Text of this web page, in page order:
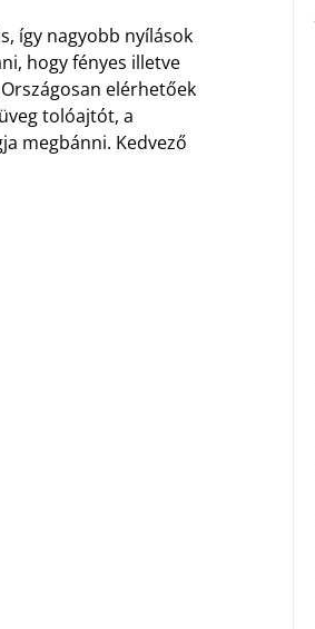
így nagyobb nyílások
hogy fényes illetve
elérhetőek
tolóajtót, a
megbánni. Kedvező